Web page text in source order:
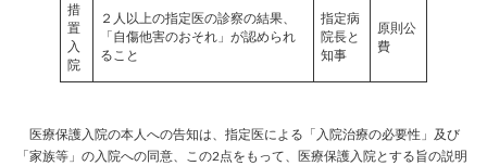
措
置
入
院
２人以上の指定医の診察の結果、
「自傷他害のおそれ」が認められ
ること
指定病
院長と
知事
原則公
費
医療保護入院の本人への告知は、指定医による「入院治療の必要性」及び
「家族等」の入院への同意、この2点をもって、医療保護入院とする旨の説明